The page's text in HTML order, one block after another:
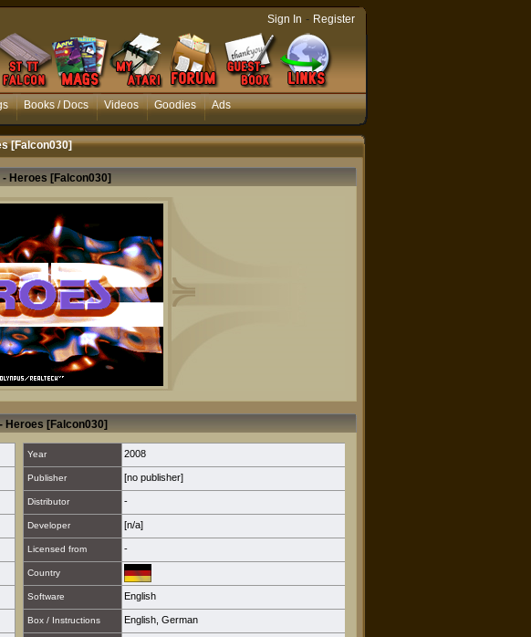
Books / Docs Videos Goodies Ads
Sign In - Register
[Falcon030]
Heroes [Falcon030]
Heroes [Falcon030]
Year 2008
Publisher [no publisher]
Distributor -
Developer [n/a]
Licensed from -
Country
Software English
Box / Instructions English German